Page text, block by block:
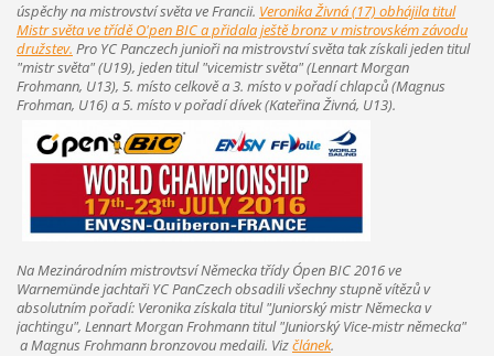
úspěchy na mistrovství světa ve Francii. Veronika Živná (17) obhájila titul
Mistr světa ve třídě O'pen BIC a přidala ještě bronz v mistrovském závodu
družstev. Pro YC Panczech junioři na mistrovství světa tak získali jeden titul
"mistr světa" (U19), jeden titul "vicemistr světa" (Lennart Morgan
Frohmann, U13), 5. místo celkově a 3. místo v pořadí chlapců (Magnus
Frohman, U16) a 5. místo v pořadí dívek (Kateřina Živná, U13).
Na Mezinárodním mistrovtsví Německa třídy O´pen BIC 2016 ve
Warnemünde jachtaři YC PanCzech obsadili všechny stupně vítězů v
absolutním pořadí: Veronika získala titul "Juniorský mistr Německa v
jachtingu", Lennart Morgan Frohmann titul "Juniorský Vice-mistr německa"
a Magnus Frohmann bronzovou medaili. Vizčlánek.